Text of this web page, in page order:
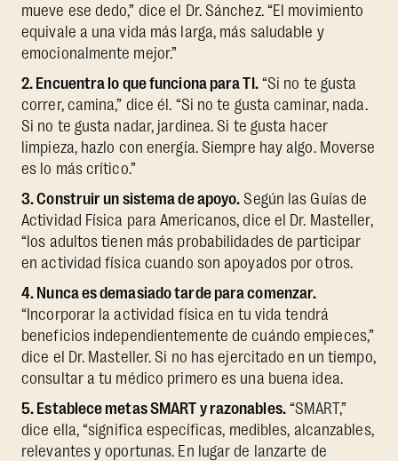
mueve ese dedo,” dice el Dr. Sánchez. “El movimiento
equivale a una vida más larga, más saludable y
emocionalmente mejor.”
2. Encuentra lo que funciona para TI.“Si no te gusta
correr, camina,” dice él. “Si no te gusta caminar, nada.
Si no te gusta nadar, jardinea. Si te gusta hacer
limpieza, hazlo con energía. Siempre hay algo. Moverse
es lo más crítico.”
3. Construir un sistema de apoyo. Según las Guías de
Actividad Física para Americanos, dice el Dr. Masteller,
“los adultos tienen más probabilidades de participar
en actividad física cuando son apoyados por otros.
4. Nunca es demasiado tarde para comenzar.
“Incorporar la actividad física en tu vida tendrá
beneficios independientemente de cuándo empieces,”
dice el Dr. Masteller. Si no has ejercitado en un tiempo,
consultar a tu médico primero es una buena idea.
5. Establece metas SMART y razonables.“SMART,”
dice ella, “significa específicas, medibles, alcanzables,
relevantes y oportunas. En lugar de lanzarte de